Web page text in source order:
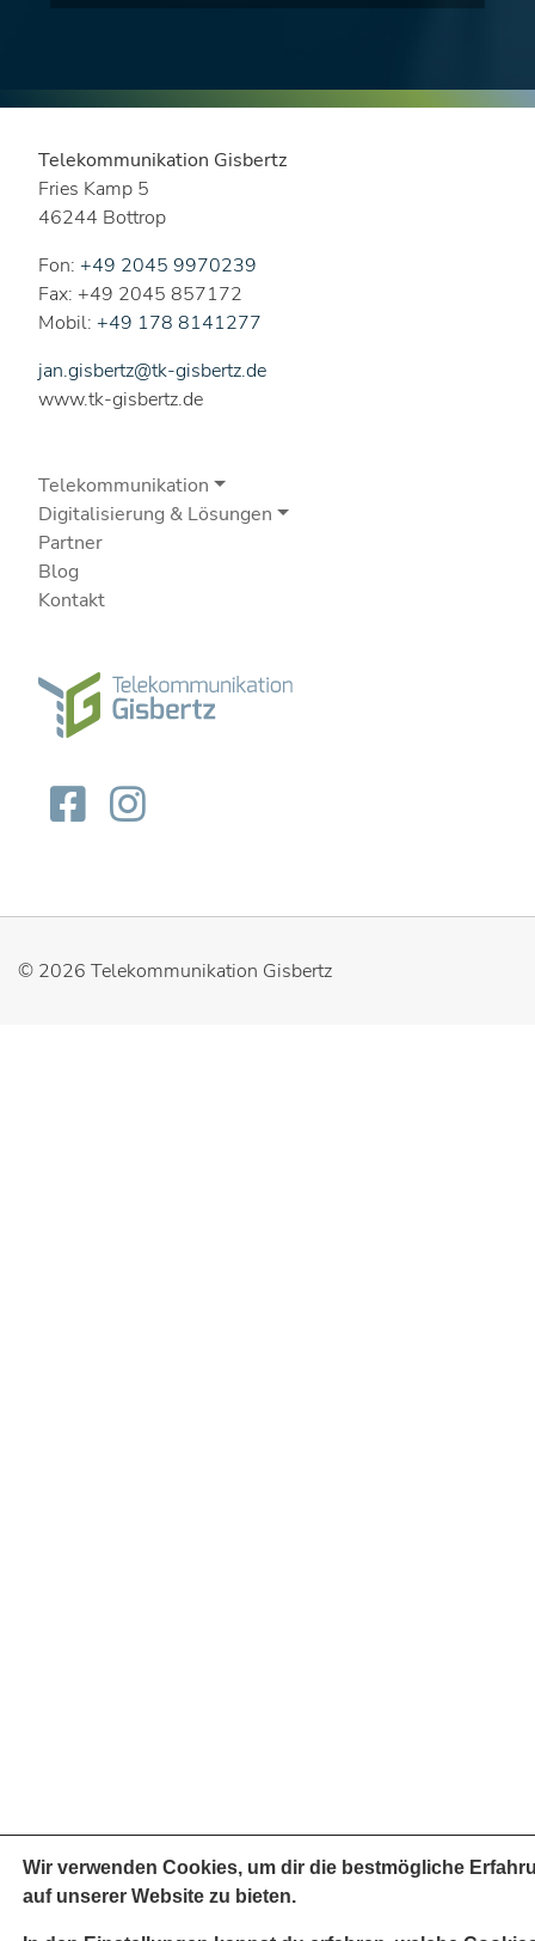
Telekommunikation Gisbertz
Fries Kamp 5
46244 Bottrop
Fon: +49 2045 9970239
Fax: +49 2045 857172
Mobil: +49 178 8141277
jan.gisbertz@tk-gisbertz.de
www.tk-gisbertz.de
Telekommunikation
Digitalisierung & Lösungen
Partner
Blog
Kontakt
© 2026 Telekommunikation Gisbertz
Wir verwenden Cookies, um dir die bestmögliche
auf unserer Website zu bieten.